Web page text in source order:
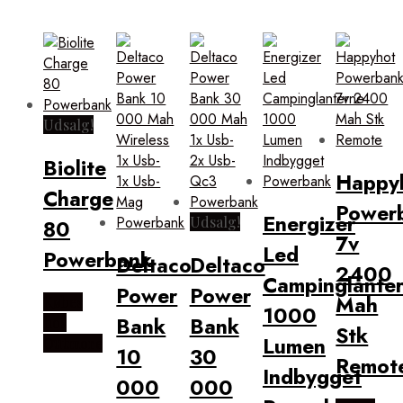
Udsalg!
Biolite
Charge
80
PowerbankDeltaco
Power
Bank
10
000
Udsalg!
Deltaco
Power
Bank
30
000
Energizer
Led
1000
Lumen
Indbygget
7v
2400
Mah
Stk